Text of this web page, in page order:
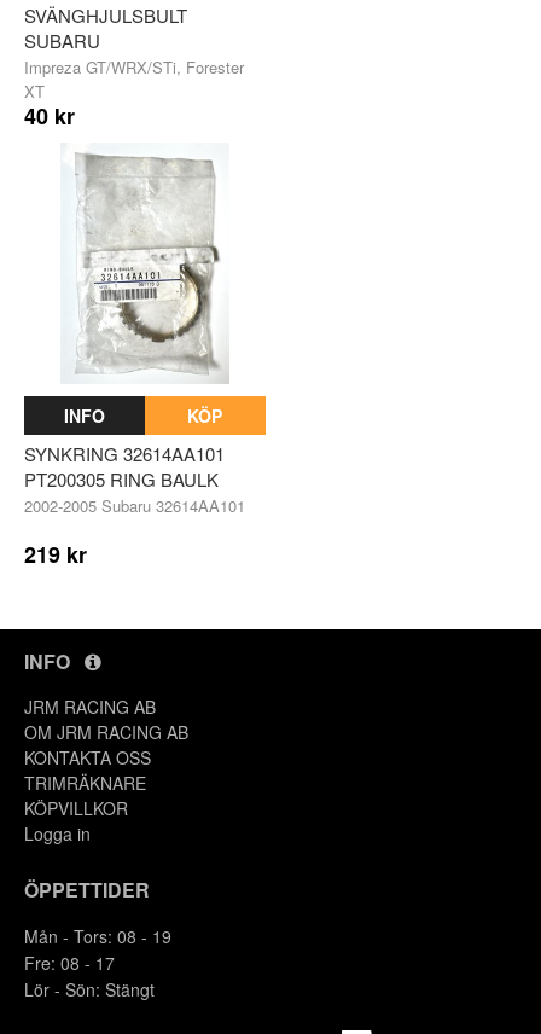
SVÄNGHJULSBULT
SUBARU
Impreza GT/WRX/STi, Forester
XT
40 kr
INFO KÖP
SYNKRING 32614AA101
PT200305 RING BAULK
2002-2005 Subaru 32614AA101
219 kr
INFO
JRM RACING AB
OM JRM RACING AB
KONTAKTA OSS
TRIMRÄKNARE
KÖPVILLKOR
Logga in
ÖPPETTIDER
Mån - Tors: 08 - 19
Fre: 08 - 17
Lör - Sön: Stängt